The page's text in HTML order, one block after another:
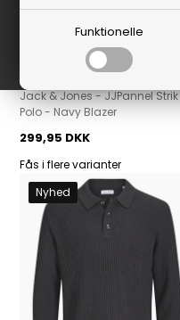
Funktionelle
Jack & Jones
Jack & Jones - JJPannel Strik
Polo - Navy Blazer
299,95 DKK
Fås i flere varianter
Nyhed